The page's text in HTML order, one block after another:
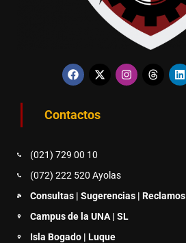
Contactos
(021) 729 00 10
(072) 222 520 Ayolas
Consultas | Sugerencias | Reclamos
Campus de la UNA | SL
Isla Bogado | Luque